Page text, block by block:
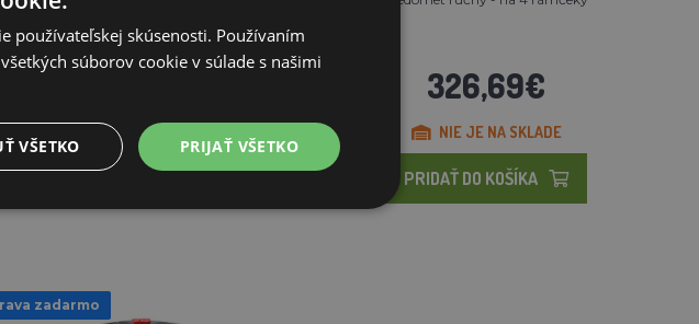
185,58€
122,51€
NIE JE NA SKLADE
PRIDAŤ DO KOŠÍKA
326,69€
NIE JE NA SKLADE
PRIDAŤ DO KOŠÍKA
zadarmo
používateľskej skúsenosti. Používaním
súborov cookie v súlade s našimi
PRIJAŤ VŠETKO
VŠETKO